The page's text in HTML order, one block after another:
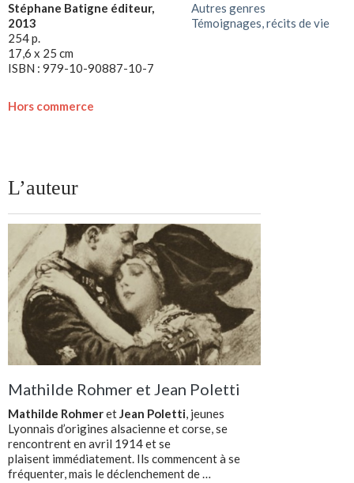
Stéphane Batigne éditeur,
2013
254 p.
17,6 x 25 cm
ISBN : 979-10-90887-10-7
Hors commerce
Autres genres
Témoignages, récits de vie
L’auteur
Mathilde Rohmer et Jean Poletti
Mathilde RohmeretJean Poletti, jeunes
Lyonnais d’origines alsacienne et corse, se
rencontrent en avril 1914 et se
plaisent immédiatement. Ils commencent à se
fréquenter, mais le déclenchement de …